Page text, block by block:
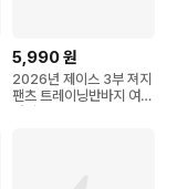
5,990원
2026년 제이스 3부 져지
팬츠 트레이닝반바지 여자